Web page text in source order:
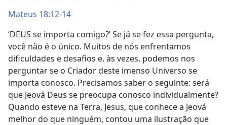
Mateus 18:12-14
‘DEUS se importa comigo?’ Se já se fez essa pergunta,
você não é o único. Muitos de nós enfrentamos
dificuldades e desafios e, às vezes, podemos nos
perguntar se o Criador deste imenso Universo se
importa conosco. Precisamos saber o seguinte: será
que Jeová Deus se preocupa conosco individualmente?
Quando esteve na Terra, Jesus, que conhece a Jeová
melhor do que ninguém, contou uma ilustração que